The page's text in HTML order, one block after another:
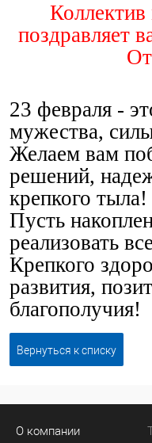
Коллектив
поздравляет
23 февраля -
мужества,
Желаем вам
решений,
крепкого тыла!
Пусть
реализовать
Крепкого
развития,
благополучия!
Вернуться к списку
О компании